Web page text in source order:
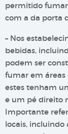
permitido
com a da porta
– Nos
bebidas,
podem ser
fumar em áreas
estes tenham
e um pé direito
Importante
locais,